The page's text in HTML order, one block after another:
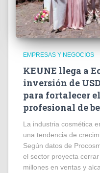
EMPRESAS Y NEGOCIOS
KEUNE llega a
inversión de
para fortalecer
profesional de
La industria cosmética
una tendencia de
Según datos de
el sector proyecta
millones en ventas y